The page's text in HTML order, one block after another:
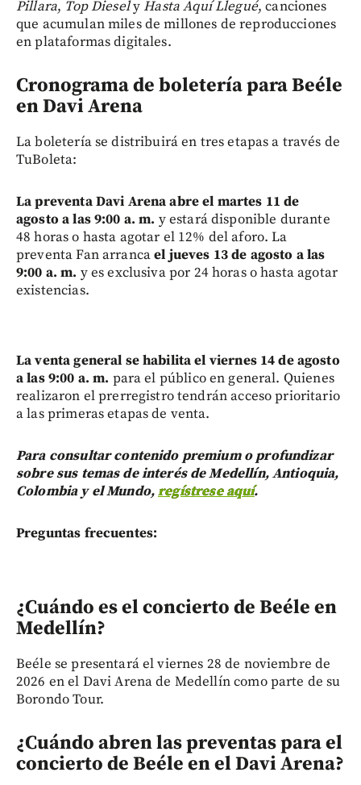
Pillara, Top DieselyHasta Aquí Llegué, canciones
que acumulan miles de millones de reproducciones
en plataformas digitales.
Cronograma de boletería para Beéle
en Davi Arena
La boletería se distribuirá en tres etapas a través de
TuBoleta:
La preventa Davi Arena abre el martes 11 de
agosto a las 9:00 a. m. y estará disponible durante
48 horas o hasta agotar el 12% del aforo. La
preventa Fan arrancael jueves 13 de agosto a las
9:00 a. m. y es exclusiva por 24 horas o hasta agotar
existencias.
La venta general se habilita el viernes 14 de agosto
a las 9:00 a. m. para el público en general. Quienes
realizaron el prerregistro tendrán acceso prioritario
a las primeras etapas de venta.
Para consultar contenido premium o profundizar
sobre sus temas de interés de Medellín, Antioquia,
Colombia y el Mundo,regístrese aquí.
Preguntas frecuentes:
¿Cuándo es el concierto de Beéle en
Medellín?
Beéle se presentará el viernes 28 de noviembre de
2026 en el Davi Arena de Medellín como parte de su
Borondo Tour.
¿Cuándo abren las preventas para el
concierto de Beéle en el Davi Arena?